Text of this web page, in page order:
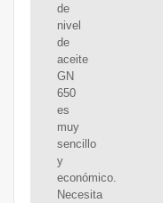
de
nivel
de
aceite
GN
650
es
muy
sencillo
y
económico.
Necesita